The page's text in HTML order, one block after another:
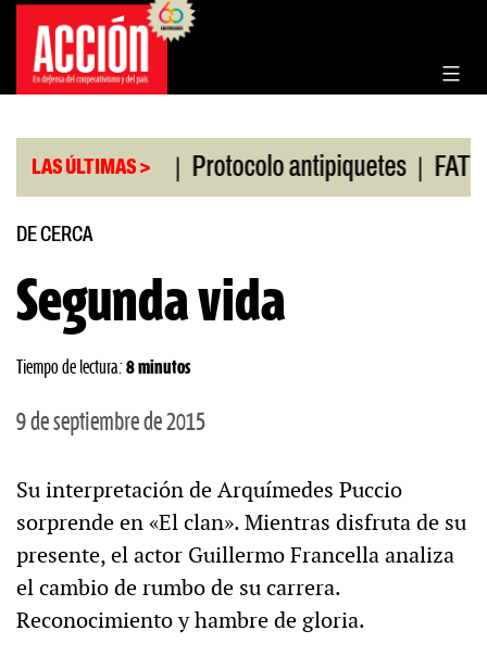
Saltar
contenido
LAS ÚLTIMAS >
Rosario | Protocolo antipiquetes | FATE debe
DE CERCA
Segunda vida
Tiempo de lectura: 8 minutos
9 de septiembre de 2015
Su interpretación de Arquímedes Puccio
sorprende en «El clan». Mientras disfruta de su
presente, el actor Guillermo Francella analiza
el cambio de rumbo de su carrera.
Reconocimiento y hambre de gloria.